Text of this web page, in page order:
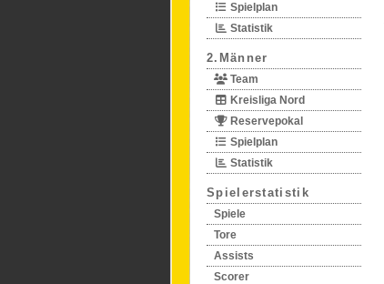
Spielplan
Statistik
2.Männer
Team
Kreisliga Nord
Reservepokal
Spielplan
Statistik
Spielerstatistik
Spiele
Tore
Assists
Scorer